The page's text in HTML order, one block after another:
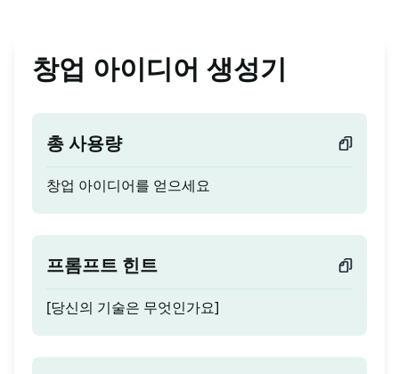
창업 아이디어 생성기
총 사용량
창업 아이디어를 얻으세요
프롬프트 힌트
[당신의 기술은 무엇인가요]